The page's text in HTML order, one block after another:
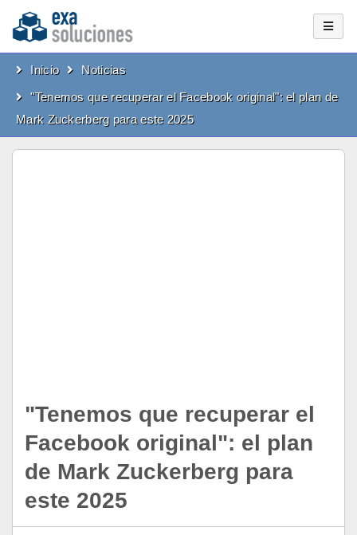
Inicio
Noticias
"Tenemos que recuperar el Facebook original": el plan de
Mark Zuckerberg para este 2025
"Tenemos que recuperar el
Facebook original": el plan
de Mark Zuckerberg para
este 2025